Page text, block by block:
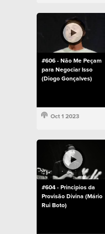
#606 - Não Me Peçam
para Negociar Isso
(Diogo Gonçalves)
Oct 1 2023
#604 - Principios da
Provisão Divina (Mário
Rui Boto)